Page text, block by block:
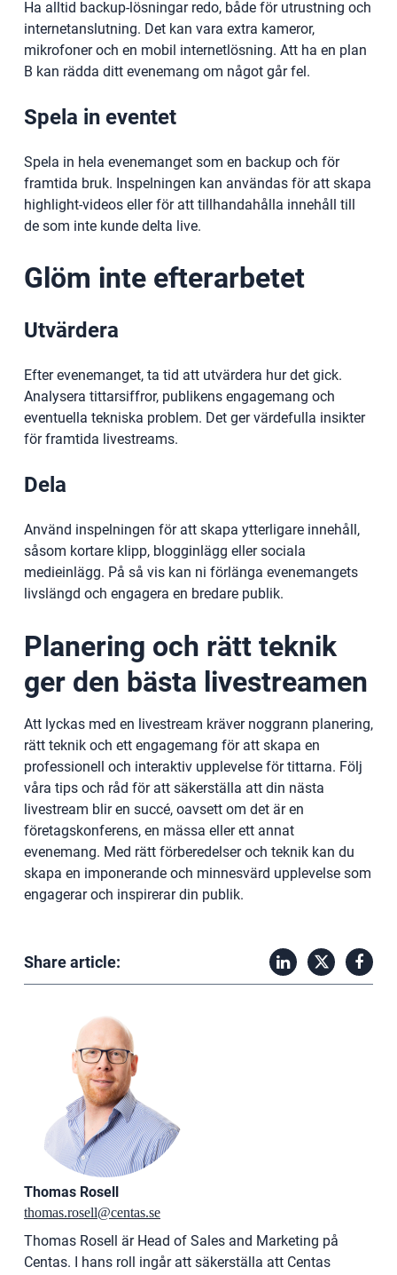
Ha alltid backup-lösningar redo, både för utrustning och
internetanslutning. Det kan vara extra kameror,
mikrofoner och en mobil internetlösning. Att ha en plan
B kan rädda ditt evenemang om något går fel.
Spela in eventet
Spela in hela evenemanget som en backup och för
framtida bruk. Inspelningen kan användas för att skapa
highlight-videos eller för att tillhandahålla innehåll till
de som inte kunde delta live.
Glöm inte efterarbetet
Utvärdera
Efter evenemanget, ta tid att utvärdera hur det gick.
Analysera tittarsiffror, publikens engagemang och
eventuella tekniska problem. Det ger värdefulla insikter
för framtida livestreams.
Dela
Använd inspelningen för att skapa ytterligare innehåll,
såsom kortare klipp, blogginlägg eller sociala
medieinlägg. På så vis kan ni förlänga evenemangets
livslängd och engagera en bredare publik.
Planering och rätt teknik
ger den bästa livestreamen
Att lyckas med en livestream kräver noggrann planering,
rätt teknik och ett engagemang för att skapa en
professionell och interaktiv upplevelse för tittarna. Följ
våra tips och råd för att säkerställa att din nästa
livestream blir en succé, oavsett om det är en
företagskonferens, en mässa eller ett annat
evenemang. Med rätt förberedelser och teknik kan du
skapa en imponerande och minnesvärd upplevelse som
engagerar och inspirerar din publik.
Share article:
Thomas Rosell
thomas.rosell@centas.se
Thomas Rosell är Head of Sales and Marketing på
Centas. I hans roll ingår att säkerställa att Centas